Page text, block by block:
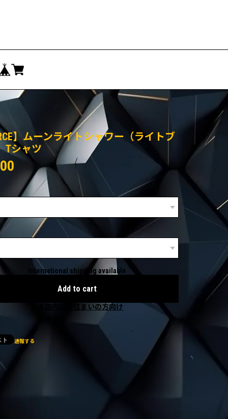
】ムーンライトシャワー（ライトブ
Tシャツ
International shipping available
Add to cart
日本国内にお住まいの方向け
通報する